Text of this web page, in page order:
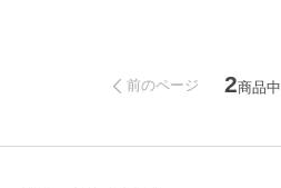
前のページ 2商品中